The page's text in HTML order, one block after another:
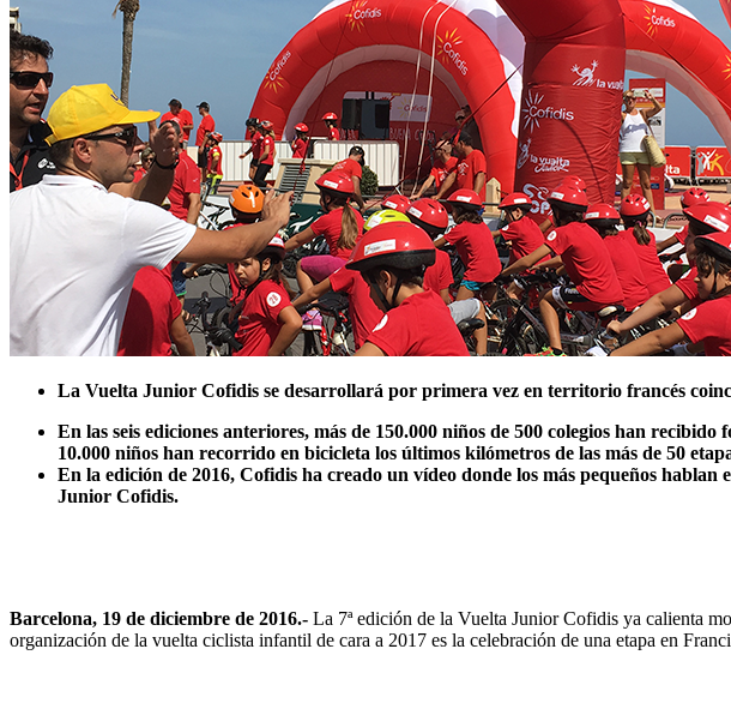
La Vuelta Junior Cofidis se desarrollará por primera vez en territorio francés
En las seis ediciones anteriores, más de 150.000 niños de 500 colegios han
10.000 niños han recorrido en bicicleta los últimos kilómetros de las más de 50
En la edición de 2016, Cofidis ha creado un vídeo donde los más pequeños
Junior Cofidis.
Barcelona, 19 de diciembre de 2016.- La 7ª edición de la Vuelta Junior Cofidis ya calienta
organización de la vuelta ciclista infantil de cara a 2017 es la celebración de una etapa en